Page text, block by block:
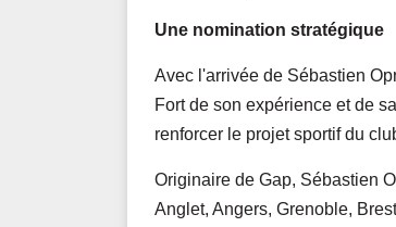
Une nomination stratégique
Avec l'arrivée de Sébastien
Fort de son expérience et de
renforcer le projet sportif du
Originaire de Gap, Sébastien
Anglet, Angers, Grenoble,